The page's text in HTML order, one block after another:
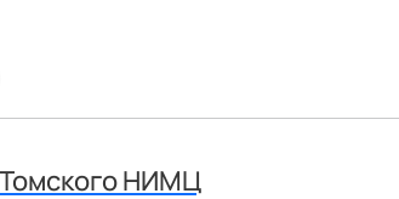
НИМЦ